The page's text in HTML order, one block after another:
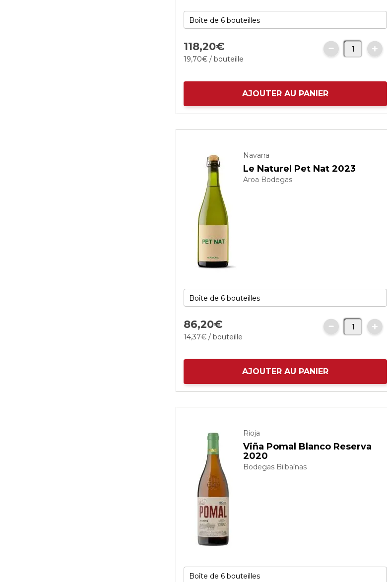
118,20€
19,70€ / bouteille
AJOUTER AU PANIER
Navarra
Le Naturel Pet Nat 2023
Aroa Bodegas
86,20€
14,37€ / bouteille
AJOUTER AU PANIER
Rioja
Viña Pomal Blanco Reserva
2020
Bodegas Bilbaínas